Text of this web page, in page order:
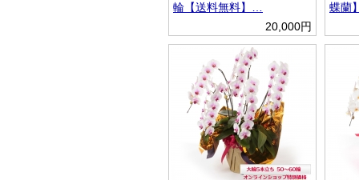
輪【送料無料】…
20,000円
蝶蘭